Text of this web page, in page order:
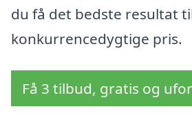
du få det bedste resultat
konkurrencedygtige pris.
Få 3 tilbud, gratis og